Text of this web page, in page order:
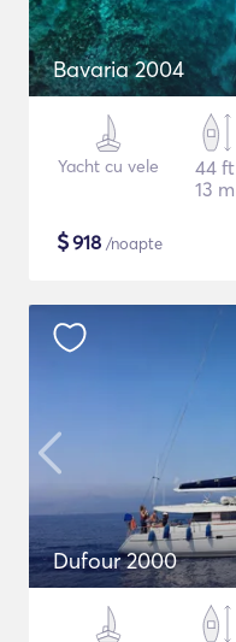
Bavaria 2004
Yacht cu vele
44 ft
13 m
$918 /noapte
Dufour 2000